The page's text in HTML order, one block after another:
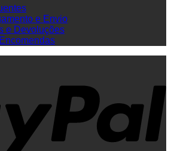
e Envio
e Devoluções